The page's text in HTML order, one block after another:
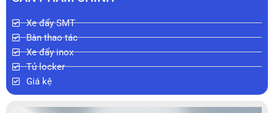
Xe đẩy SMT
Bàn thao tác
Xe đẩy inox
Tủ locker
Giá kệ